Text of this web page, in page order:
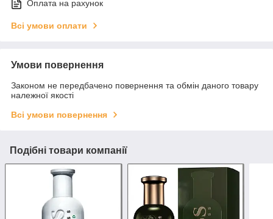
Оплата на рахунок
Всі умови оплати
Умови повернення
Законом не передбачено повернення та обмін даного товару
належної якості
Всі умови повернення
Подібні товари компанії